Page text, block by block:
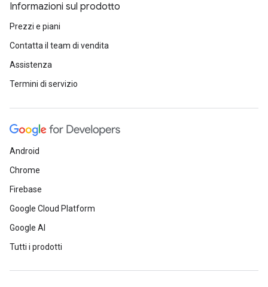
Informazioni sul prodotto
Prezzi e piani
Contatta il team di vendita
Assistenza
Termini di servizio
Android
Chrome
Firebase
Google Cloud Platform
Google AI
Tutti i prodotti